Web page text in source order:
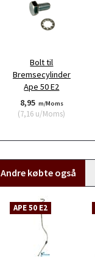
Bolt til
Bremsecylinder
Ape 50 E2
8,95 m/Moms
(7,16 u/Moms)
Andre købte også
APE 50 E2